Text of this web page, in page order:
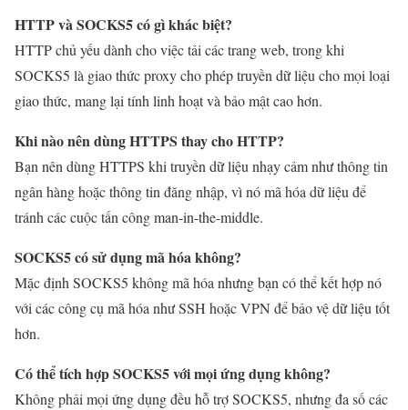
HTTP và SOCKS5 có gì khác biệt?
HTTP chủ yếu dành cho việc tải các trang web, trong khi
SOCKS5 là giao thức proxy cho phép truyền dữ liệu cho mọi loại
giao thức, mang lại tính linh hoạt và bảo mật cao hơn.
Khi nào nên dùng HTTPS thay cho HTTP?
Bạn nên dùng HTTPS khi truyền dữ liệu nhạy cảm như thông tin
ngân hàng hoặc thông tin đăng nhập, vì nó mã hóa dữ liệu để
tránh các cuộc tấn công man-in-the-middle.
SOCKS5 có sử dụng mã hóa không?
Mặc định SOCKS5 không mã hóa nhưng bạn có thể kết hợp nó
với các công cụ mã hóa như SSH hoặc VPN để bảo vệ dữ liệu tốt
hơn.
Có thể tích hợp SOCKS5 với mọi ứng dụng không?
Không phải mọi ứng dụng đều hỗ trợ SOCKS5, nhưng đa số các